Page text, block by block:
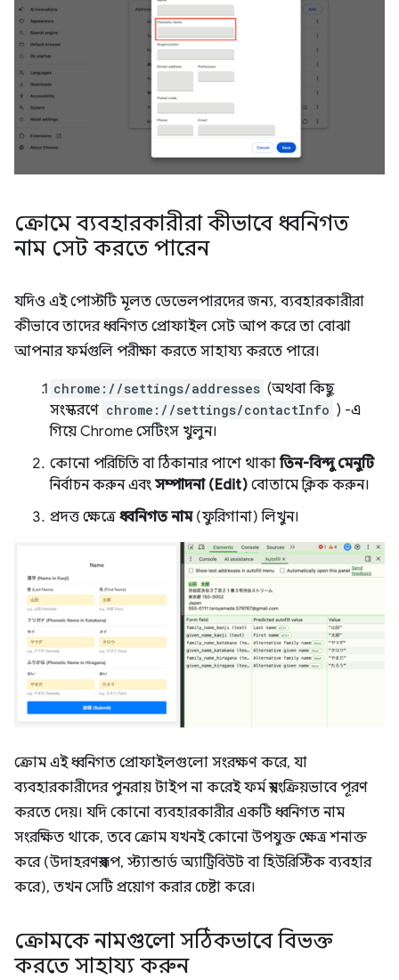
ক্রোমে ব্যবহারকারীরা কীভাবে ধ্বনিগত
নাম সেট করতে পারেন
যদিও এই পোস্টটি মূলত ডেভেলপারদের জন্য, ব্যবহারকারীরা
কীভাবে তাদের ধ্বনিগত প্রোফাইল সেট আপ করে তা বোঝা
আপনার ফর্মগুলি পরীক্ষা করতে সাহায্য করতে পারে।
chrome://settings/addresses (অথবা কিছু
সংস্করণে chrome://settings/contactInfo ) -এ
গিয়ে Chrome সেটিংস খুলুন।
কোনো পরিচিতি বা ঠিকানার পাশে থাকাতিন-বিন্দু মেনুটি
নির্বাচন করুন এবং সম্পাদনা (Edit) বোতামে ক্লিক করুন।
প্রদত্ত ক্ষেত্রে ধ্বনিগত নাম(ফুরিগানা) লিখুন।
ক্রোম এই ধ্বনিগত প্রোফাইলগুলো সংরক্ষণ করে, যা
ব্যবহারকারীদের পুনরায় টাইপ না করেই ফর্ম স্বয়ংক্রিয়ভাবে পূরণ
করতে দেয়। যদি কোনো ব্যবহারকারীর একটি ধ্বনিগত নাম
সংরক্ষিত থাকে, তবে ক্রোম যখনই কোনো উপযুক্ত ক্ষেত্র শনাক্ত
করে (উদাহরণস্বরূপ, স্ট্যান্ডার্ড অ্যাট্রিবিউট বা হিউরিস্টিক ব্যবহার
করে), তখন সেটি প্রয়োগ করার চেষ্টা করে।
ক্রোমকে নামগুলো সঠিকভাবে বিভক্ত
করতে সাহায্য করুন